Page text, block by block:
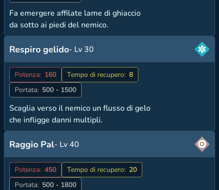
Fa emergere affilate lame di ghiaccio
da sotto ai piedi del nemico.
Respiro gelido- Lv 30
Potenza: 160 Tempo di recupero: 8
Portata: 500 - 1500
Scaglia verso il nemico un flusso di gelo
che infligge danni multipli.
Raggio Pal- Lv 40
Potenza: 450 Tempo di recupero: 20
Portata: 500 - 1800